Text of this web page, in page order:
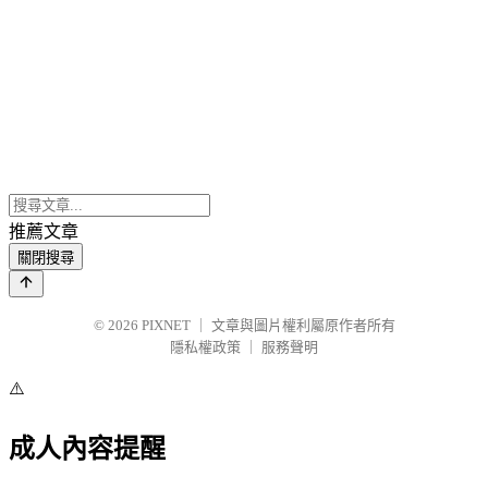
推薦文章
關閉搜尋
© 2026 PIXNET
文章與圖片權利屬原作者所有
隱私權政策
服務聲明
⚠️
成人內容提醒